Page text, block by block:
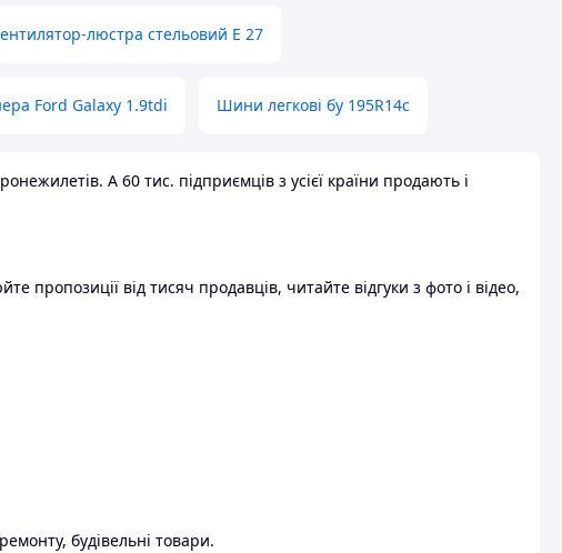
люстра стельовий E 27
Ford Galaxy 1.9tdi Шини легкові бу 195R14c
А 60 тис. підприємців з усієї країни продають і
пропозиції від тисяч продавців, читайте відгуки з фото і відео,
будівельні товари.